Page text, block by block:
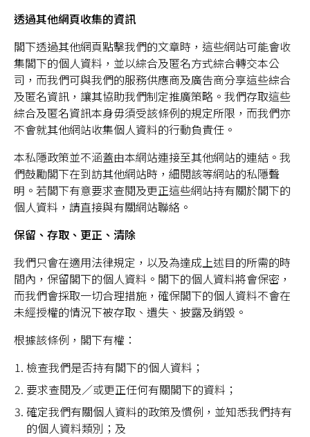
透過其他網頁收集的資訊
閣下透過其他網頁點擊我們的文章時，這些網站可能會收
集閣下的個人資料，並以綜合及匿名方式綜合轉交本公
司，而我們可與我們的服務供應商及廣告商分享這些綜合
及匿名資訊，讓其協助我們制定推廣策略。我們存取這些
綜合及匿名資訊本身毋須受該條例的規定所限，而我們亦
不會就其他網站收集個人資料的行動負責任。
本私隱政策並不涵蓋由本網站連接至其他網站的連結。我
們鼓勵閣下在到訪其他網站時，細閱該等網站的私隱聲
明。若閣下有意要求查閱及更正這些網站持有關於閣下的
個人資料，請直接與有關網站聯絡。
保留、存取、更正、清除
我們只會在適用法律規定，以及為達成上述目的所需的時
間內，保留閣下的個人資料。閣下的個人資料將會保密，
而我們會採取一切合理措施，確保閣下的個人資料不會在
未經授權的情況下被存取、遺失、披露及銷毀。
根據該條例，閣下有權：
檢查我們是否持有閣下的個人資料；
要求查閱及／或更正任何有關閣下的資料；
確定我們有關個人資料的政策及慣例，並知悉我們持有
的個人資料類別；及